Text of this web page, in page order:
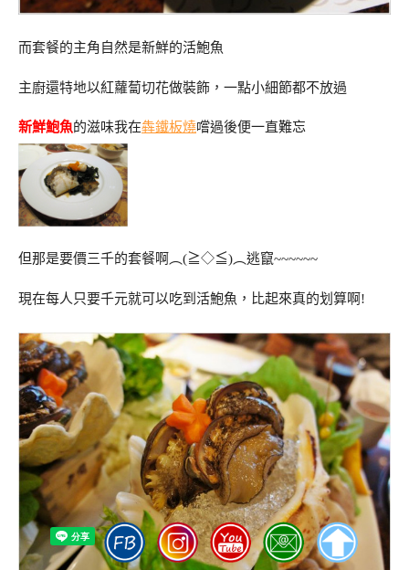
而套餐的主角自然是新鮮的活鮑魚
主廚還特地以紅蘿蔔切花做裝飾，一點小細節都不放過
新鮮鮑魚的滋味我在犇鐵板燒嚐過後便一直難忘
但那是要價三千的套餐啊︵(≧◇≦)︵逃竄~~~~~~
現在每人只要千元就可以吃到活鮑魚，比起來真的划算啊!